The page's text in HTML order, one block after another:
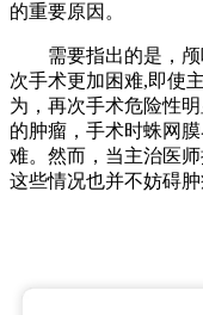
的重要原因。
需要指出的是，颅
次手术更加困难,即使
为，再次手术危险性
的肿瘤，手术时蛛网
难。然而，当主治医
这些情况也并不妨碍